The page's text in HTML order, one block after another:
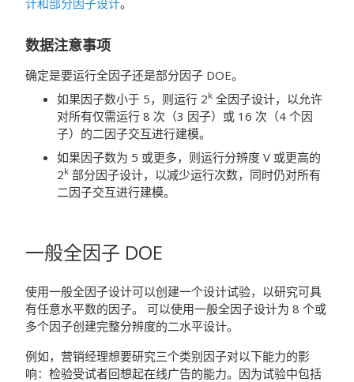
计和部分因子设计。
数据注意事项
确定是要运行全因子还是部分因子 DOE。
如果因子数小于 5，则运行 2k 全因子设计，以允许
对所有仅需运行 8 次（3 因子）或 16 次（4 个因
子）的二因子交互进行建模。
如果因子数为 5 或更多，则运行分辨度 V 或更高的
2k 部分因子设计，以减少运行次数，同时仍对所有
二因子交互进行建模。
一般全因子 DOE
使用一般全因子设计可以创建一个设计试验，以研究可具
有任意水平数的因子。
可以使用一般全因子设计为 8 个或
多个因子创建完整分辨度的二水平设计。
例如，营销经理想要研究三个类别因子对以下能力的影
响：检验受试者回想起在线广告的能力。因为试验中包括